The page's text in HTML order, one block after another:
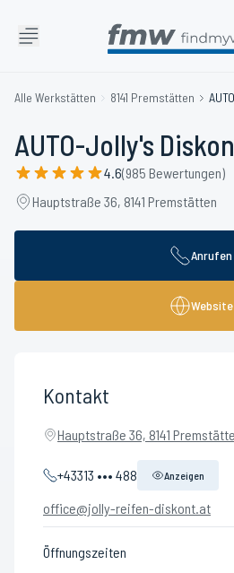
Alle Werkstätten 8141 Premstätten
AUTO-Jolly's
4.6(985 Bewertungen)
Hauptstraße 36, 8141 Premstätten
Anrufen
Website
Kontakt
Hauptstraße 36, 8141
+43313 ••• 488 Anzeigen
office@jolly-reifen-diskont.at
Öffnungszeiten